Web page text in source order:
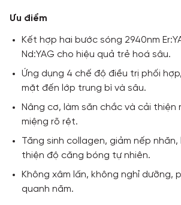
Ưu điểm
Kết hợp hai bước sóng 2940nm
Nd:YAG cho hiệu quả trẻ hoá sâu.
Ứng dụng 4 chế độ điều trị phối
mặt đến lớp trung bì và sâu.
Nâng cơ, làm săn chắc và cải thiện
miệng rõ rệt.
Tăng sinh collagen, giảm nếp
thiện độ căng bóng tự nhiên.
Không xâm lấn, không nghỉ dưỡng,
quanh năm.